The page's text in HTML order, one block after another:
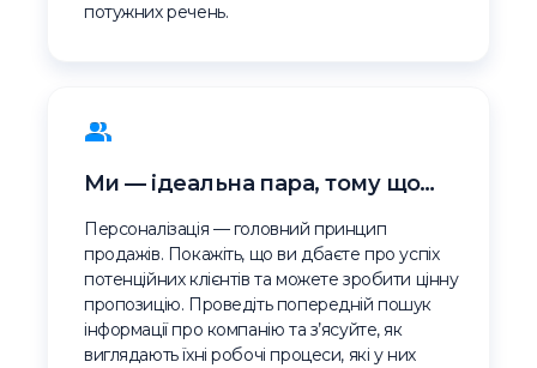
потужних речень.
Ми — ідеальна пара, тому що…
Персоналізація — головний принцип
продажів. Покажіть, що ви дбаєте про успіх
потенційних клієнтів та можете зробити цінну
пропозицію. Проведіть попередній пошук
інформації про компанію та з’ясуйте, як
виглядають їхні робочі процеси, які у них